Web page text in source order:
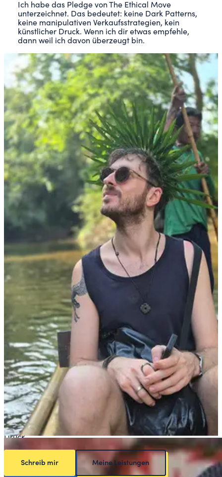
Ich habe das Pledge von The Ethical Move
unterzeichnet. Das bedeutet: keine Dark Patterns,
keine manipulativen Verkaufsstrategien, kein
künstlicher Druck. Wenn ich dir etwas empfehle,
dann weil ich davon überzeugt bin.
VERÖFFENTLICHT & EMPFOHLEN
Klingt das nach jemandem, mit dem du
arbeiten willst?
Schreib mir einfach. Kein Formular, keine Pflichtfelder, kein
Druck.
Schreib mir Meine Leistungen